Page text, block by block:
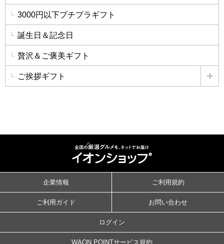
3000円以下プチプラギフト
誕生日＆記念日
贅沢＆ご褒美ギフト
ご挨拶ギフト 詳
企業情報 ご利用規約
ご利用ガイド お問い合わせ
ログイン
WAON POINTサービス規約